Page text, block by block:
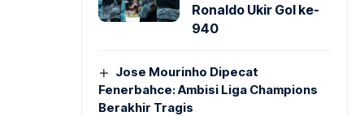
Ronaldo Ukir Gol ke-
940
Jose Mourinho Dipecat
Fenerbahce: Ambisi Liga Champions
Berakhir Tragis